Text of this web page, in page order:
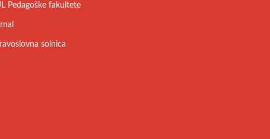
Pedagoške fakultete
solnica